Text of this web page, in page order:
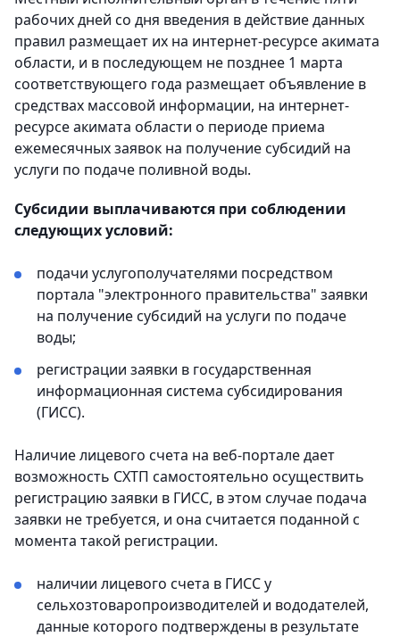
рабочих дней со дня введения в действие данных
правил размещает их на интернет-ресурсе акимата
области, и в последующем не позднее 1 марта
соответствующего года размещает объявление в
средствах массовой информации, на интернет-
ресурсе акимата области о периоде приема
ежемесячных заявок на получение субсидий на
услуги по подаче поливной воды.
Субсидии выплачиваются при соблюдении
следующих условий:
подачи услугополучателями посредством
портала "электронного правительства" заявки
на получение субсидий на услуги по подаче
воды;
регистрации заявки в государственная
информационная система субсидирования
(ГИСС).
Наличие лицевого счета на веб-портале дает
возможность СХТП самостоятельно осуществить
регистрацию заявки в ГИСС, в этом случае подача
заявки не требуется, и она считается поданной с
момента такой регистрации.
наличии лицевого счета в ГИСС у
сельхозтоваропроизводителей и вододателей,
данные которого подтверждены в результате